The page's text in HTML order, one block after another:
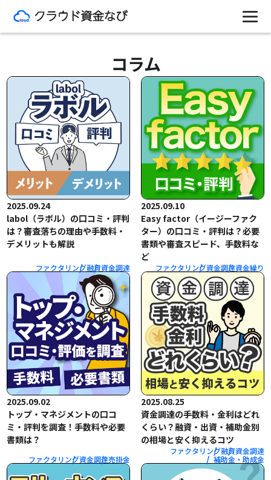
コラム
2025.09.24
labol（ラボル）の口コミ・評判
は？審査落ちの理由や手数料・
デメリットも解説
ファクタリング融資資金調達
2025.09.10
Easy factor（イージーファク
ター）の口コミ・評判は？必要
書類や審査スピード、手数料な
ど
ファクタリング資金調達資金繰り
2025.09.02
トップ・マネジメントの口コ
ミ・評判を調査！手数料や必要
書類は？
ファクタリング資金調達売掛金
2025.08.25
資金調達の手数料・金利はどれ
くらい？融資・出資・補助金別
の相場と安く抑えるコツ
ファクタリング融資資金調達
補助金・助成金